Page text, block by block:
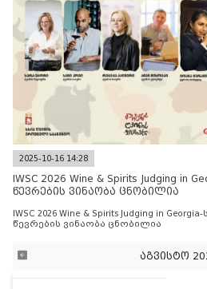
2025-10-16 14:28
IWSC 2026 Wine & Spirits Judging in
წევრების ვინაობა ცნობილია
IWSC 2026 Wine & Spirits Judging in
წევრების ვინაობა ცნობილია
აგვისტო